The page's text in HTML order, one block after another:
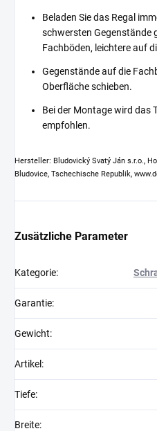
Beladen Sie das Regal
schwersten Gegenstände
Fachböden, leichtere auf
Gegenstände auf die
Oberfläche schieben.
Bei der Montage wird das
empfohlen.
Hersteller: Bludovický Svatý Ján s.r.o.,
Bludovice, Tschechische Republik,
Zusätzliche Parameter
Kategorie:
Garantie:
Gewicht:
Artikel :
Tiefe:
Breite: